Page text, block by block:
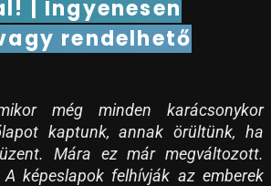
| Ingyenesen
rendelhető
még minden karácsonykor
kaptunk, annak örültünk, ha
Mára ez már megváltozott.
képeslapok felhívják az emberek